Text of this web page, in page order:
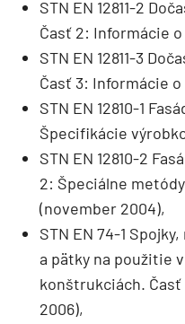
STN EN 12811-2
Časť 2: Informácie
STN EN 12811-3
Časť 3: Informácie
STN EN 12810-1
Špecifikácie
STN EN 12810-2
2: Špeciálne
(november 2004),
STN EN 74-1
a pätky na použitie
konštrukciách. Časť
2006),